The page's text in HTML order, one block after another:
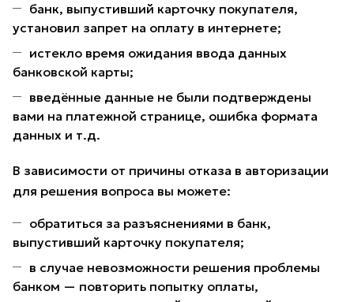
банк, выпустивший карточку покупателя,
установил запрет на оплату в интернете;
истекло время ожидания ввода данных
банковской карты;
введённые данные не были подтверждены
вами на платежной странице, ошибка формата
данных и т.д.
В зависимости от причины отказа в авторизации
для решения вопроса вы можете:
обратиться за разъяснениями в банк,
выпустивший карточку покупателя;
в случае невозможности решения проблемы
банком — повторить попытку оплаты,